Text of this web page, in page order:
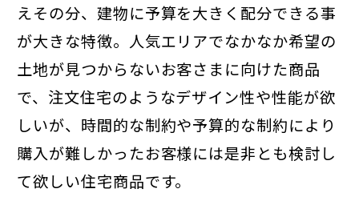
えその分、建物に予算を大きく配分できる事
が大きな特徴。人気エリアでなかなか希望の
土地が見つからないお客さまに向けた商品
で、注文住宅のようなデザイン性や性能が欲
しいが、時間的な制約や予算的な制約により
購入が難しかったお客様には是非とも検討し
て欲しい住宅商品です。